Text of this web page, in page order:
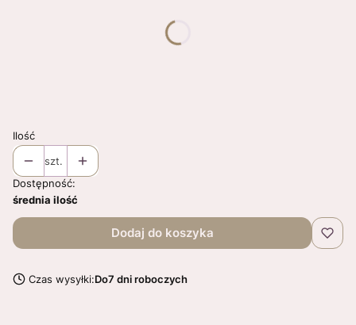
Ilość
szt.
Dostępność:
średnia ilość
Dodaj do koszyka
Czas wysyłki:Do7 dni roboczych